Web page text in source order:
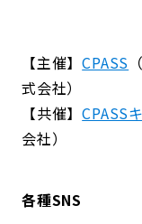
【主催】CPASS
式会社）
【共催】CPASS
会社）
各種SNS